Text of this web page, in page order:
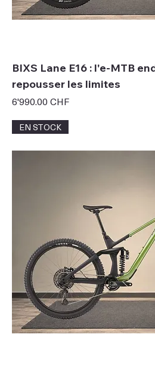
BIXS Lane E16 : l'e-MTB
repousser les limites
Prix
6'990.00 CHF
EN STOCK